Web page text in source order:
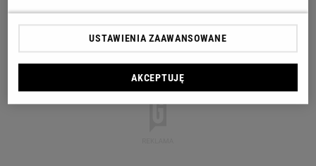
USTAWIENIA ZAAWANSOWANE
AKCEPTUJĘ